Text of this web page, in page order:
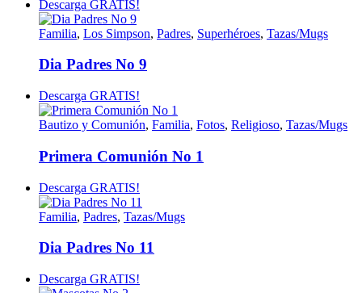
Descarga GRATIS!
Familia, Los Simpson, Padres, Superhéroes, Tazas/Mugs
Dia Padres No 9
Descarga GRATIS!
Bautizo y Comunión, Familia, Fotos, Religioso, Tazas/Mugs
Primera Comunión No 1
Descarga GRATIS!
Familia, Padres, Tazas/Mugs
Dia Padres No 11
Descarga GRATIS!